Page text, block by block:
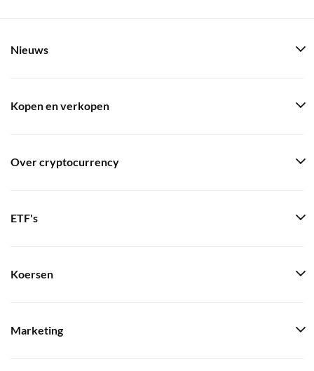
Nieuws
Kopen en verkopen
Over cryptocurrency
ETF's
Koersen
Marketing